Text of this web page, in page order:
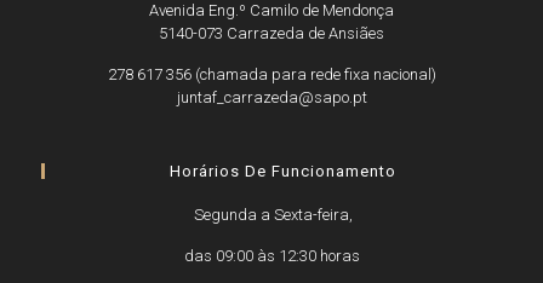
Avenida Eng.º Camilo de Mendonça
5140-073 Carrazeda de Ansiães
278 617 356 (chamada para rede fixa nacional)
juntaf_carrazeda@sapo.pt
Horários De Funcionamento
Segunda a Sexta-feira,
das 09:00 às 12:30 horas